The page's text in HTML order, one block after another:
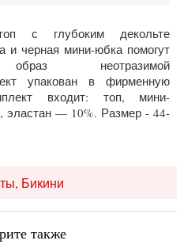
с глубоким декольте
и черная мини-юбка помогут
неотразимой
упакован в фирменную
входит: топ, мини-
эластан — 10%. Размер - 44-
Бикини
также